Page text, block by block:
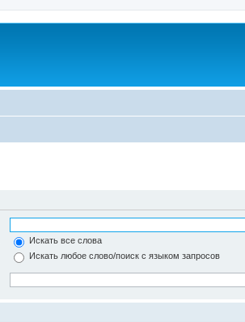
Искать все слова
Искать любое слово/поиск с языком запросов